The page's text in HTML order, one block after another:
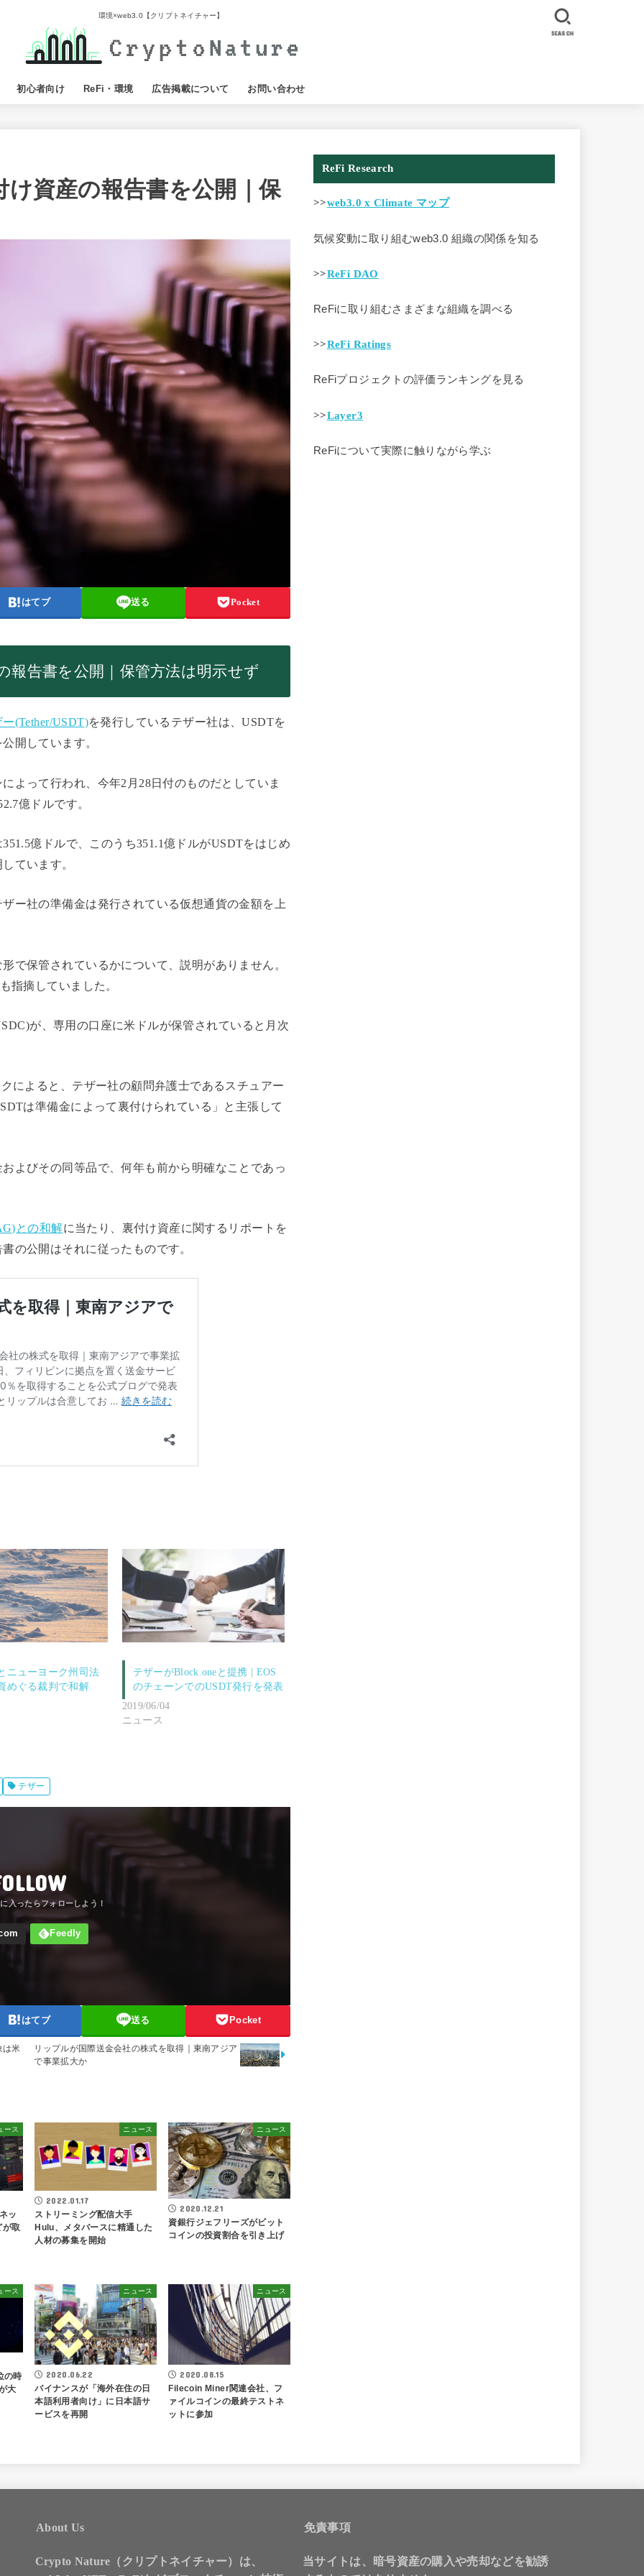
環境×web3.0【クリプトネイチャー】
初心者向け ReFi・環境 広告掲載について お問い合わせ
SEARCH
資産の報告書を公開｜保
はてブ 送る Pocket
報告書を公開｜保管方法は明示せず
(Tether/USDT)を発行しているテザー社は、USDTを
開しています。
よって行われ、今年2月28日付のものだとしていま
億ドルです。
億ドルで、このうち351.1億ドルがUSDTをはじめ
ています。
ー社の準備金は発行されている仮想通貨の金額を上
で保管されているかについて、説明がありません。
指摘していました。
が、専用の口座に米ドルが保管されていると月次
によると、テザー社の顧問弁護士であるスチュアー
は準備金によって裏付けられている」と主張して
よびその同等品で、何年も前から明確なことであっ
との和解に当たり、裏付け資産に関するリポートを
の公開はそれに従ったものです。
ニューヨーク州司法
めぐる裁判で和解
テザーがBlock.oneと提携 | EOS
のチェーンでのUSDT発行を発表
2019/06/04
ニュース
テザー
はてブ 送る Pocket
は米
リップルが国際送金会社の株式を取得｜東南アジア
で事業拡大か
ース
ッ
取
ニュース
2022.01.17
ストリーミング配信大手
Hulu、メタバースに精通した
人材の募集を開始
ニュース
2020.12.21
資銀行ジェフリーズがビット
コインの投資割合を引き上げ
ース
の時
大
ニュース
2020.06.22
バイナンスが「海外在住の日
本語利用者向け」に日本語サ
ービスを再開
ニュース
2020.08.15
Filecoin Miner関連会社、フ
ァイルコインの最終テストネ
ットに参加
ReFi Research
>>web3.0 x Climate マップ
気候変動に取り組むweb3.0 組織の関係を知る
>>ReFi DAO
ReFiに取り組むさまざまな組織を調べる
>>ReFi Ratings
ReFiプロジェクトの評価ランキングを見る
>>Layer3
ReFiについて実際に触りながら学ぶ
About Us
Crypto Nature（クリプトネイチャー）は、
免責事項
当サイトは、暗号資産の購入や売却などを勧誘